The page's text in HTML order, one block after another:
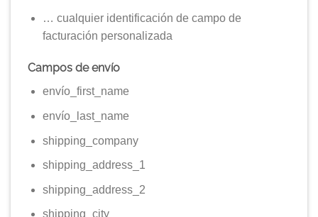
… cualquier identificación de campo de
facturación personalizada
Campos de envío
envío_first_name
envío_last_name
shipping_company
shipping_address_1
shipping_address_2
shipping_city